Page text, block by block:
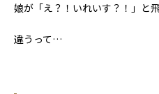
娘が「え？！いれいす？！」と
違うって…